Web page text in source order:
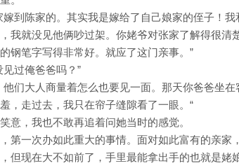
到陈家的。其实我是嫁给了自己娘家的侄子！我
我就没见他俩吵过架。你姥爷对张家了解得很清
钢笔字写得非常好。就应了这门亲事。”
过俺爸爸吗？”
他们大人商量着怎么也要见一面。那天你爸爸坐
，走过去，我只在帘子缝隙看了一眼。“
意，我也不敢再追着问她当时的感觉。
第一次办如此重大的事情。面对如此富有的亲家
但现在大不如前了，手里最能拿出手的也就是姥